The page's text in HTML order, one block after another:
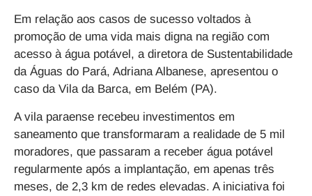
Em relação aos casos de sucesso voltados à
promoção de uma vida mais digna na região com
acesso à água potável, a diretora de Sustentabilidade
da Águas do Pará, Adriana Albanese, apresentou o
caso daVila da Barca, em Belém (PA).
A vila paraense recebeu investimentos em
saneamento que transformaram a realidade de 5 mil
moradores, que passaram a receber água potável
regularmente após a implantação, em apenas três
meses, de 2,3 km de redes elevadas. A iniciativa foi